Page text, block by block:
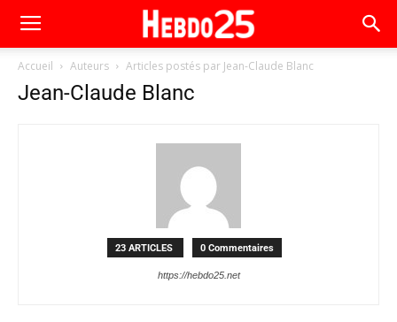
Accueil Auteurs Articles postés par Jean-Claude Blanc
Jean-Claude Blanc
23 ARTICLES 0 Commentaires
https://hebdo25.net